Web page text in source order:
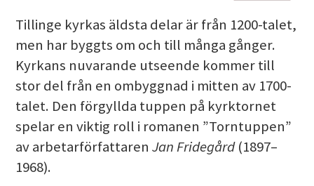
Tillinge kyrkas äldsta delar är från 1200-talet,
men har byggts om och till många gånger.
Kyrkans nuvarande utseende kommer till
stor del från en ombyggnad i mitten av 1700-
talet. Den förgyllda tuppen på kyrktornet
spelar en viktig roll i romanen ”Torntuppen”
av arbetarförfattarenJan Fridegård(1897–
1968).